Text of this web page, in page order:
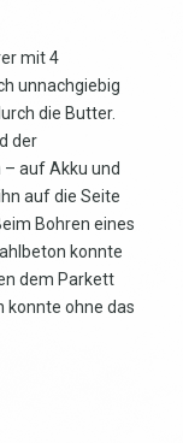
mit 4
unnachgiebig
die Butter.
der
auf Akku und
auf die Seite
Bohren eines
konnte
dem Parkett
konnte ohne das